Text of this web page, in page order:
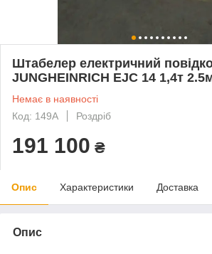
Штабелер електричний
JUNGHEINRICH EJC 14 1,4т
Немає в наявності
Код: 149A
Роздріб
191 100 ₴
Опис Характеристики Доставка
Опис